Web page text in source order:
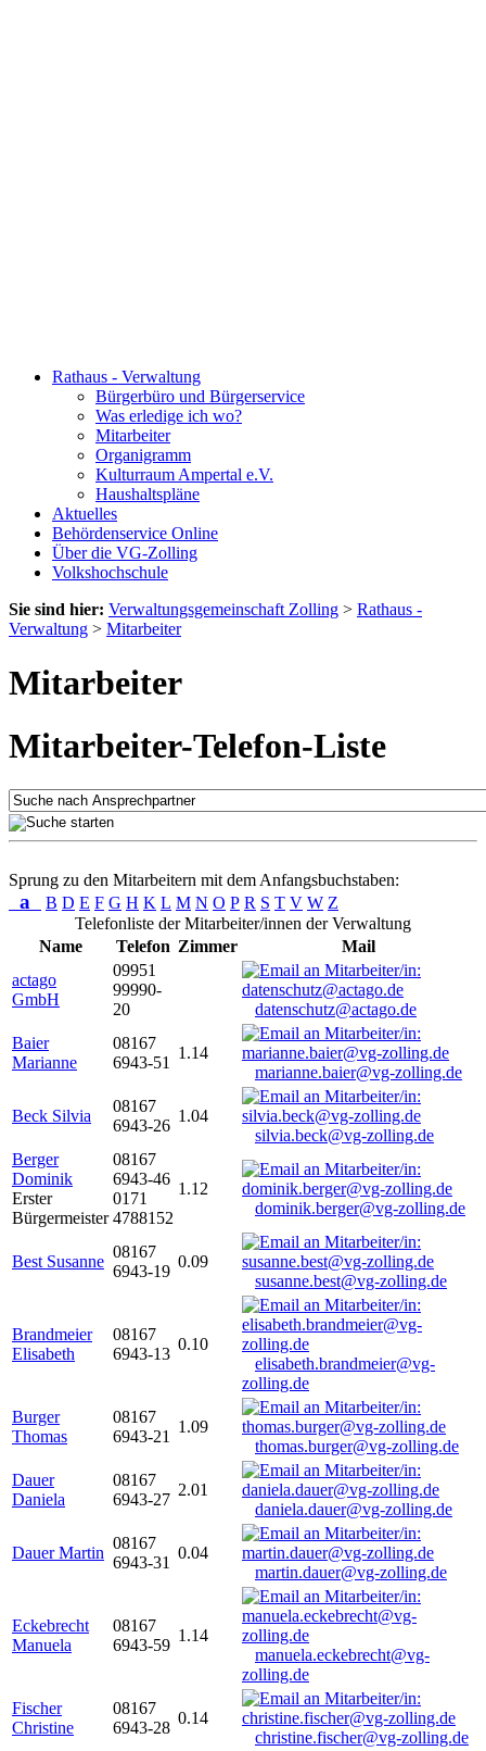
Rathaus - Verwaltung
Bürgerbüro und Bürgerservice
Was erledige ich wo?
Mitarbeiter
Organigramm
Kulturraum Ampertal e.V.
Haushaltspläne
Aktuelles
Behördenservice Online
Über die VG-Zolling
Volkshochschule
Sie sind hier: Verwaltungsgemeinschaft Zolling > Rathaus -
Verwaltung > Mitarbeiter
Mitarbeiter
Mitarbeiter-Telefon-Liste
Sprung zu den Mitarbeitern mit dem Anfangsbuchstaben:
a B D E F G H K L M N O P R S T V W Z
Telefonliste der Mitarbeiter/innen der Verwaltung
Name
Telefon Zimmer
Mail
actago
GmbH
09951
99990-
20
datenschutz@actago.de
Baier
Marianne
08167
6943-51
1.14
marianne.baier@vg-zolling.de
Beck Silvia
08167
6943-26
1.04
silvia.beck@vg-zolling.de
Berger
Dominik
Erster
Bürgermeister
08167
6943-46
0171
4788152
1.12
dominik.berger@vg-zolling.de
Best Susanne
08167
6943-19
0.09
susanne.best@vg-zolling.de
Brandmeier
Elisabeth
08167
6943-13
0.10
elisabeth.brandmeier@vg-
zolling.de
Burger
Thomas
08167
6943-21
1.09
thomas.burger@vg-zolling.de
Dauer
Daniela
08167
6943-27
2.01
daniela.dauer@vg-zolling.de
Dauer Martin
08167
6943-31
0.04
martin.dauer@vg-zolling.de
Eckebrecht
Manuela
08167
6943-59
1.14
manuela.eckebrecht@vg-
zolling.de
Fischer
Christine
08167
6943-28
0.14
christine.fischer@vg-zolling.de